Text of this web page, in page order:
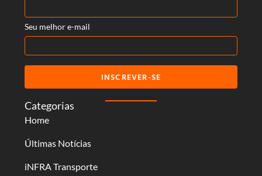
Categorias
Home
Últimas Notícias
iNFRA Transporte
Seu melhor e-mail
INSCREVER-SE